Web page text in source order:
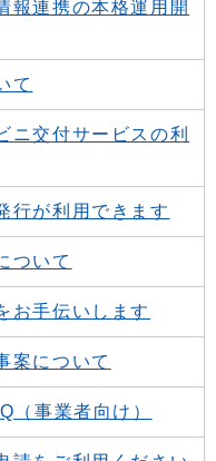
報連携の本格運用開
て
ニ交付サービスの利
行が利用できます
ついて
お手伝いします
案について
（事業者向け）